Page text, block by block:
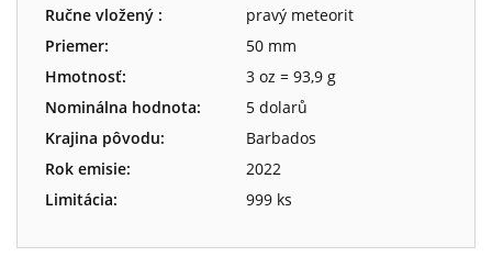
Ručne vložený :
pravý meteorit
Priemer:
50 mm
Hmotnosť:
3 oz = 93,9 g
Nominálna hodnota:
5 dolarů
Krajina pôvodu:
Barbados
Rok emisie:
2022
Limitácia:
999 ks